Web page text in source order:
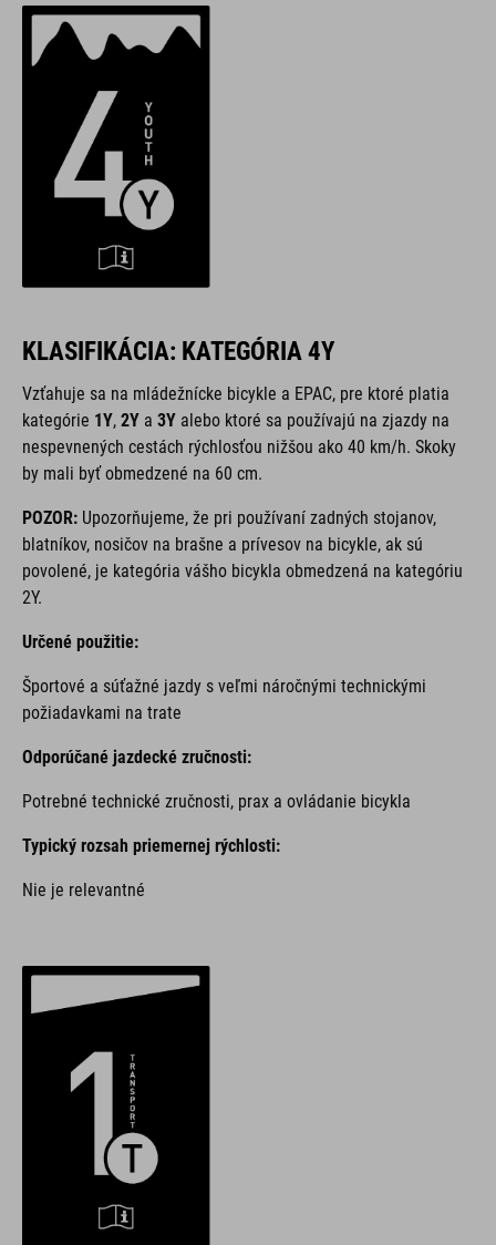
KLASIFIKÁCIA: KATEGÓRIA 4Y
Vzťahuje sa na mládežnícke bicykle a EPAC, pre ktoré platia
kategórie 1Y, 2Y a 3Y alebo ktoré sa používajú na zjazdy na
nespevnených cestách rýchlosťou nižšou ako 40 km/h. Skoky
by mali byť obmedzené na 60 cm.
POZOR: Upozorňujeme, že pri používaní zadných stojanov,
blatníkov, nosičov na brašne a prívesov na bicykle, ak sú
povolené, je kategória vášho bicykla obmedzená na kategóriu
2Y.
Určené použitie:
Športové a súťažné jazdy s veľmi náročnými technickými
požiadavkami na trate
Odporúčané jazdecké zručnosti:
Potrebné technické zručnosti, prax a ovládanie bicykla
Typický rozsah priemernej rýchlosti:
Nie je relevantné